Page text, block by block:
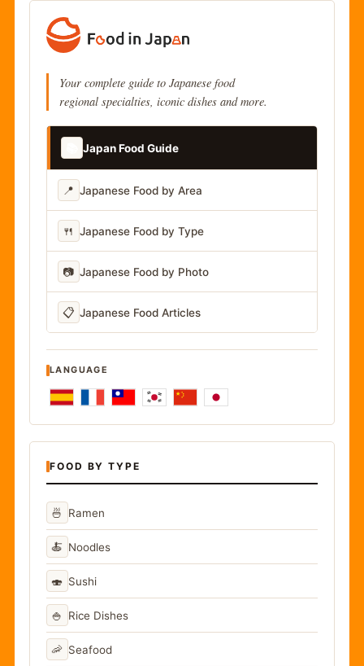
Your complete guide to Japanese food
regional specialties, iconic dishes and more.
Japan Food Guide
📍 Japanese Food by Area
🍴 Japanese Food by Type
📷 Japanese Food by Photo
📋 Japanese Food Articles
LANGUAGE
FOOD BY TYPE
🍜 Ramen
🍝 Noodles
🍣 Sushi
🍚 Rice Dishes
🦐 Seafood